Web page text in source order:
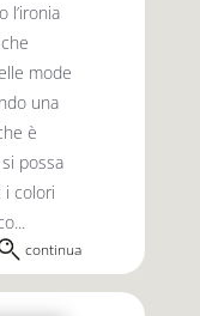
l’ironia
mode
una
è
possa
i colori
continua